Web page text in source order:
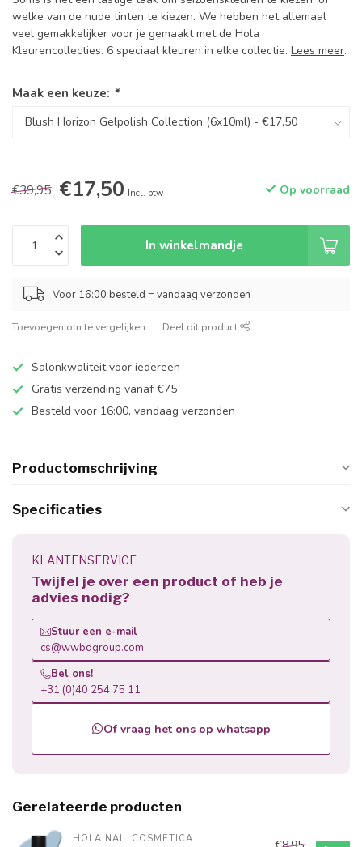
welke van de nude tinten te kiezen. We hebben het allemaal
veel gemakkelijker voor je gemaakt met de Hola
Kleurencollecties. 6 speciaal kleuren in elke collectie. Lees meer.
Maak een keuze: *
€39,95 €17,50 Incl. btw Op voorraad
In winkelmandje
Voor 16:00 besteld = vandaag verzonden
Toevoegen om te vergelijken Deel dit product
Salonkwaliteit voor iedereen
Gratis verzending vanaf €75
Besteld voor 16:00, vandaag verzonden
Productomschrijving
Specificaties
KLANTENSERVICE
Twijfel je over een product of heb je
advies nodig?
Stuur een e-mail
cs@wwbdgroup.com
Bel ons!
+31 (0)40 254 75 11
Of vraag het ons op whatsapp
Gerelateerde producten
HOLA NAIL COSMETICA